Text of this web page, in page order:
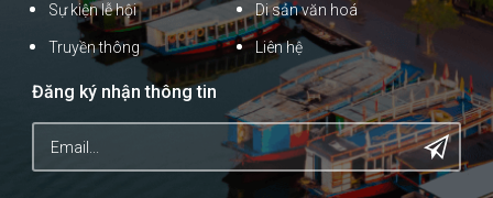
Sự kiện lễ hội Di sản văn hoá
Truyền thông Liên hệ
Đăng ký nhận thông tin